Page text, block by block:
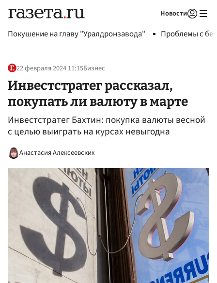
Новости
Покушение на главу "Уралдронзавода" Проблемы с
22 февраля 2024 11:15Бизнес
Инвестстратег рассказал,
покупать ли валюту в марте
Инвестстратег Бахтин: покупка валюты весной
с целью выиграть на курсах невыгодна
Анастасия Алексеевских